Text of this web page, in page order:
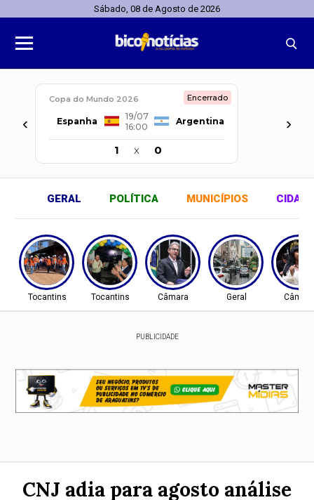
Sábado, 08 de Agosto de 2026
‹
Copa do Mundo 2026 Encerrado
Espanha
19/07
16:00
Argentina
1 x 0
›
GERAL POLÍTICA MUNICÍPIOS
Tocantins Tocantins Câmara Geral
PUBLICIDADE
CNJ adia para agosto análise